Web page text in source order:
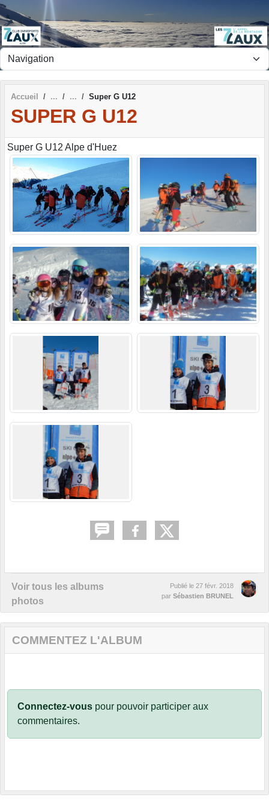
Accueil Super G U12
SUPER G U12
Super G U12 Alpe d'Huez
Voir tous les albums
photos
Publié le 27 févr. 2018
par Sébastien BRUNEL
COMMENTEZ L'ALBUM
Connectez-vous pour pouvoir participer aux
commentaires.
Panneau de gestion des cookies